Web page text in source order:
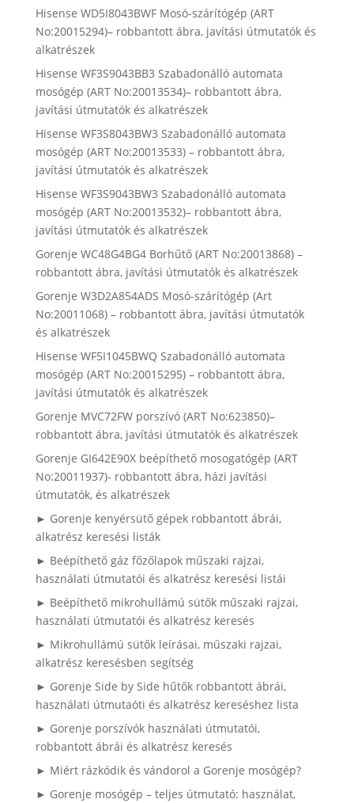
Hisense WD5I8043BWF Mosó-szárítógép (ART
No:20015294)– robbantott ábra, javítási útmutatók és
alkatrészek
Hisense WF3S9043BB3 Szabadonálló automata
mosógép (ART No:20013534)– robbantott ábra,
javítási útmutatók és alkatrészek
Hisense WF3S8043BW3 Szabadonálló automata
mosógép (ART No:20013533) – robbantott ábra,
javítási útmutatók és alkatrészek
Hisense WF3S9043BW3 Szabadonálló automata
mosógép (ART No:20013532)– robbantott ábra,
javítási útmutatók és alkatrészek
Gorenje WC48G4BG4 Borhűtő (ART No:20013868) –
robbantott ábra, javítási útmutatók és alkatrészek
Gorenje W3D2A854ADS Mosó-szárítógép (Art
No:20011068) – robbantott ábra, javítási útmutatók
és alkatrészek
Hisense WF5I1045BWQ Szabadonálló automata
mosógép (ART No:20015295) – robbantott ábra,
javítási útmutatók és alkatrészek
Gorenje MVC72FW porszívó (ART No:623850)–
robbantott ábra, javítási útmutatók és alkatrészek
Gorenje GI642E90X beépíthető mosogatógép (ART
No:20011937)- robbantott ábra, házi javítási
útmutatók, és alkatrészek
► Gorenje kenyérsütő gépek robbantott ábrái,
alkatrész keresési listák
► Beépíthető gáz főzőlapok műszaki rajzai,
használati útmutatói és alkatrész keresési listái
► Beépíthető mikrohullámú sütők műszaki rajzai,
használati útmutatói és alkatrész keresés
► Mikrohullámú sütők leírásai, műszaki rajzai,
alkatrész keresésben segítség
► Gorenje Side by Side hűtők robbantott ábrái,
használati útmutaóti és alkatrész kereséshez lista
► Gorenje porszívók használati útmutatói,
robbantott ábrái és alkatrész keresés
► Miért rázkódik és vándorol a Gorenje mosógép?
► Gorenje mosógép – teljes útmutató: használat,